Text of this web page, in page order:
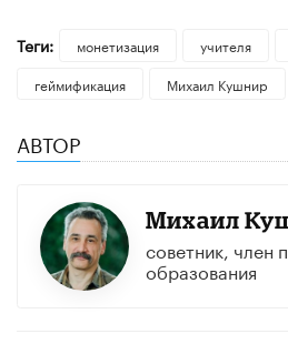
Теги: монетизация учителя
геймификация
Михаил Кушнир
АВТОР
Михаил
советник, член
образования